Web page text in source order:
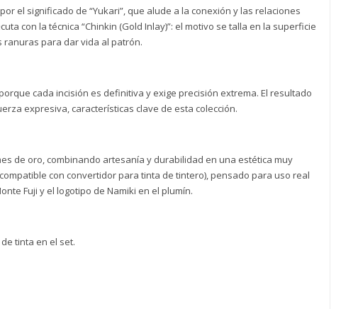
el significado de “Yukari”, que alude a la conexión y las relaciones
con la técnica “Chinkin (Gold Inlay)”: el motivo se talla en la superficie
para dar vida al patrón.
cada incisión es definitiva y exige precisión extrema. El resultado
expresiva, características clave de esta colección.
de oro, combinando artesanía y durabilidad en una estética muy
con convertidor para tinta de tintero), pensado para uso real
Fuji y el logotipo de Namiki en el plumín.
tinta en el set.